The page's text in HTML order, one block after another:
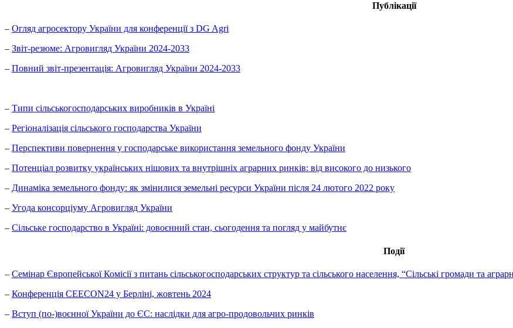
Публікації
– Огляд агросектору України для конференції з DG Agri
– Звіт-резюме: Агровигляд України 2024-2033
– Повний звіт-презентація: Агровигляд України 2024-2033
– Типи сільськогосподарських виробників в Україні
– Регіоналізація сільського господарства України
– Перспективи повернення у господарське використання земельного фонду України
– Потенціал розвитку українських нішових та внутрішніх аграрних ринків: від високого до низького
– Динаміка земельного фонду: як змінилися земельні ресурси України після 24 лютого 2022 року
– Угода консорціуму Агровигляд України
– Сільське господарство в Україні: довоєнний стан, сьогодення та погляд у майбутнє
Події
– Семінар Європейської Комісії з питань сільськогосподарських структур та сільського населення, “Сільські громади та
– Конференція CEECON24 у Берліні, жовтень 2024
– Вступ (по-)воєнної України до ЄС: наслідки для агро-продовольчих ринків